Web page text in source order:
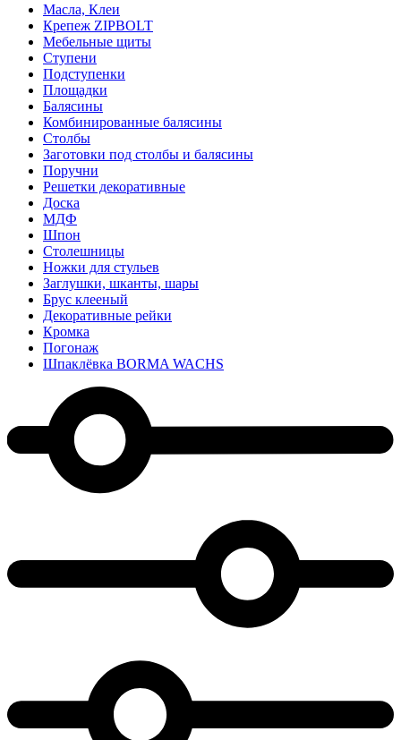
Масла, Клеи
Крепеж ZIPBOLT
Мебельные щиты
Ступени
Подступенки
Площадки
Балясины
Комбинированные балясины
Столбы
Заготовки под столбы и балясины
Поручни
Решетки декоративные
Доска
МДФ
Шпон
Столешницы
Ножки для стульев
Заглушки, шканты, шары
Брус клееный
Декоративные рейки
Кромка
Погонаж
Шпаклёвка BORMA WACHS